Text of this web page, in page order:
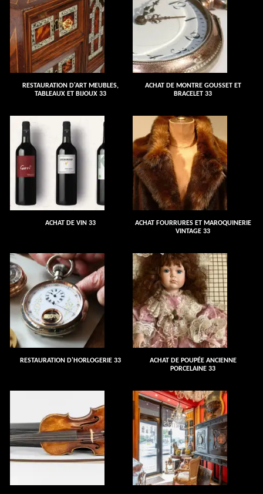
RESTAURATION D'ART MEUBLES,
TABLEAUX ET BIJOUX 33
ACHAT DE MONTRE GOUSSET ET
BRACELET 33
ACHAT DE VIN 33
ACHAT FOURRURES ET MAROQUINERIE
VINTAGE 33
RESTAURATION D'HORLOGERIE 33
ACHAT DE POUPÉE ANCIENNE
PORCELAINE 33